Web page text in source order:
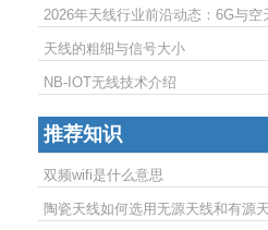
2026年天线行业前沿动态：6G与空
天线的粗细与信号大小
NB-IOT无线技术介绍
推荐知识
双频wifi是什么意思
陶瓷天线如何选用无源天线和有源